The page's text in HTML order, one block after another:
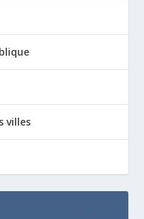
villes